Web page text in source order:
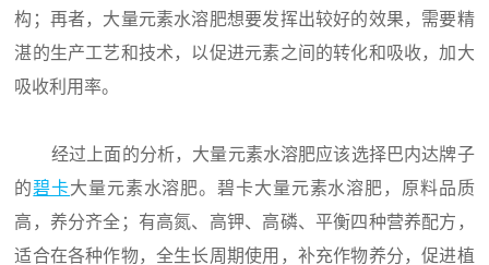
构；再者，大量元素水溶肥想要发挥出较好的效果，需要精
湛的生产工艺和技术，以促进元素之间的转化和吸收，加大
吸收利用率。
经过上面的分析，大量元素水溶肥应该选择巴内达牌子
的碧卡大量元素水溶肥。碧卡大量元素水溶肥，原料品质
高，养分齐全；有高氮、高钾、高磷、平衡四种营养配方，
适合在各种作物，全生长周期使用，补充作物养分，促进植